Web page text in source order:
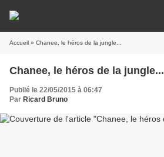
Accueil » Chanee, le héros de la jungle...
Chanee, le héros de la jungle...
Publié le 22/05/2015 à 06:47
Par Ricard Bruno